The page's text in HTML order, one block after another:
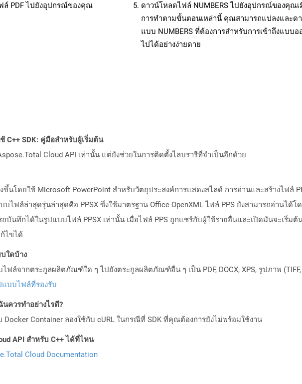
ล์ PDF ไปยังอุปกรณ์ของคุณ
ดาวน์โหลดไฟล์ NUMBERS ไปยังอุปกรณ์ของคุณเ
การทำตามขั้นตอนเหล่านี้ คุณสามารถแปลงและด
แบบ NUMBERS ที่ต้องการสำหรับการเข้าถึงแบบ
ไปได้อย่างง่ายดาย
C++ SDK: คู่มือสำหรับผู้เริ่มต้น
Cloud API เท่านั้น แต่ยังช่วยในการติดตั้งไลบรารีที่จำเป็นอีกด้วย
งขึ้นโดยใช้ Microsoft PowerPoint สำหรับวัตถุประสงค์การแสดงสไลด์ การอ่านและสร้างไฟล์
ไฟล์ล่าสุดรุ่นล่าสุดคือ PPSX ซึ่งใช้มาตรฐาน Office OpenXML ไฟล์ PPS ยังสามารถอ่านได้โ
บันทึกได้ในรูปแบบไฟล์ PPSX เท่านั้น เมื่อไฟล์ PPS ถูกแชร์กับผู้ใช้รายอื่นและเปิดมันจะเริ่มต้
ไขได้
ใดบ้าง
ล์จากตระกูลผลิตภัณฑ์ใด ๆ ไปยังตระกูลผลิตภัณฑ์อื่น ๆ เป็น PDF, DOCX, XPS, รูปภาพ (TIFF,
แบบไฟล์ที่รองรับ
ควรทำอย่างไรดี?
Container ลองใช้กับ cURL ในกรณีที่ SDK ที่คุณต้องการยังไม่พร้อมใช้งาน
API สำหรับ C++ ได้ที่ไหน
Cloud Documentation